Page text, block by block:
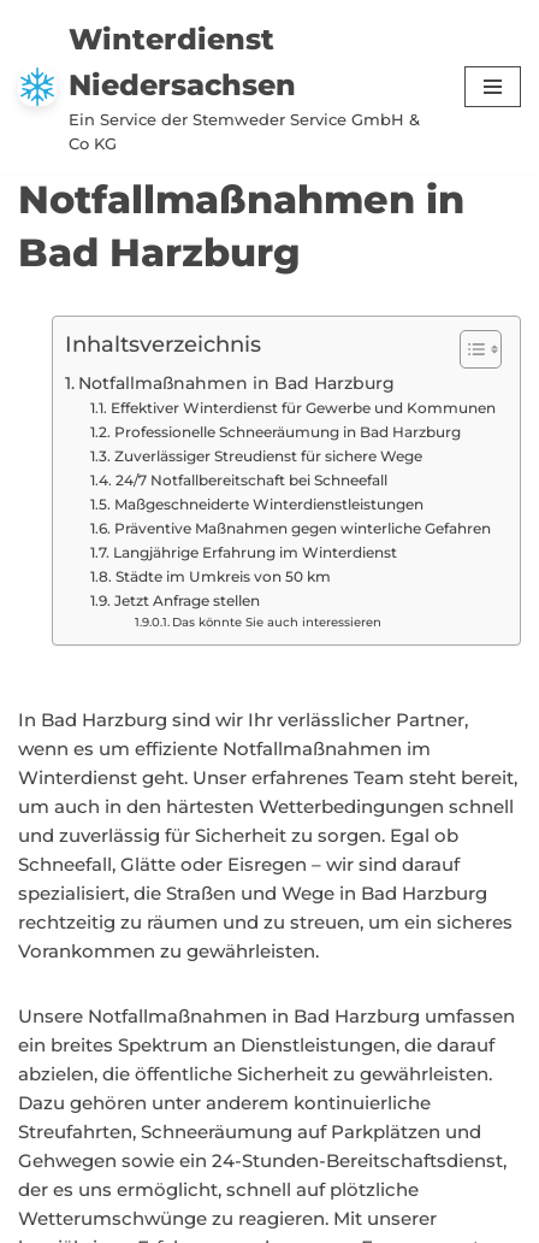
Zum
Inhalt
springen
Winterdienst
Niedersachsen
Ein Service der Stemweder Service GmbH &
Co KG
Notfallmaßnahmen in
Bad Harzburg
Inhaltsverzeichnis
Notfallmaßnahmen in Bad Harzburg
Effektiver Winterdienst für Gewerbe und Kommunen
Professionelle Schneeräumung in Bad Harzburg
Zuverlässiger Streudienst für sichere Wege
24/7 Notfallbereitschaft bei Schneefall
Maßgeschneiderte Winterdienstleistungen
Präventive Maßnahmen gegen winterliche Gefahren
Langjährige Erfahrung im Winterdienst
Städte im Umkreis von 50 km
Jetzt Anfrage stellen
Das könnte Sie auch interessieren
In Bad Harzburg sind wir Ihr verlässlicher Partner,
wenn es um effiziente Notfallmaßnahmen im
Winterdienst geht. Unser erfahrenes Team steht bereit,
um auch in den härtesten Wetterbedingungen schnell
und zuverlässig für Sicherheit zu sorgen. Egal ob
Schneefall, Glätte oder Eisregen – wir sind darauf
spezialisiert, die Straßen und Wege in Bad Harzburg
rechtzeitig zu räumen und zu streuen, um ein sicheres
Vorankommen zu gewährleisten.
Unsere Notfallmaßnahmen in Bad Harzburg umfassen
ein breites Spektrum an Dienstleistungen, die darauf
abzielen, die öffentliche Sicherheit zu gewährleisten.
Dazu gehören unter anderem kontinuierliche
Streufahrten, Schneeräumung auf Parkplätzen und
Gehwegen sowie ein 24-Stunden-Bereitschaftsdienst,
der es uns ermöglicht, schnell auf plötzliche
Wetterumschwünge zu reagieren. Mit unserer